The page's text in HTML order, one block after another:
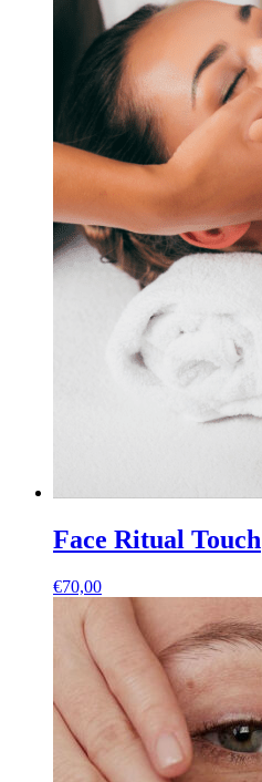
Face Ritual Touch
€70,00